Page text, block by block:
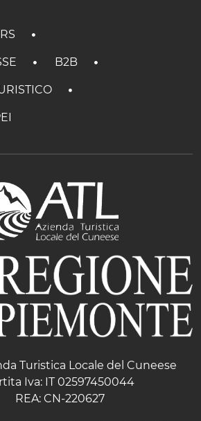
B2B
Turistica Locale del Cuneese
Iva: IT 02597450044
REA: CN-220627